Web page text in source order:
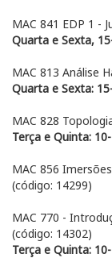
MAC 841 EDP 1 -
Quarta e Sexta,
MAC 813 Análise
Quarta e Sexta:
MAC 828
Terça e Quinta:
MAC 856
(código: 14299)
MAC 770 -
(código: 14302)
Terça e Quinta: